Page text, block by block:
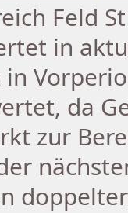
Feld
in
da
zur